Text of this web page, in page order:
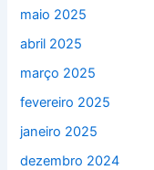
maio 2025
abril 2025
março 2025
fevereiro 2025
janeiro 2025
dezembro 2024